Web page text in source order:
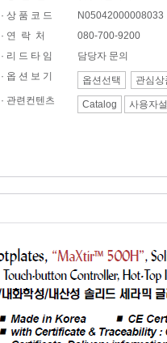
· 상 품 코 드
N05042000008033
· 연 락 처
080-700-9200
· 리 드 타 임
담당자 문의
· 옵 션 보 기
옵션선택
관심상
· 관련컨텐츠 Catalog 사용자